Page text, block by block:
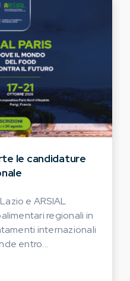
le candidature
e ARSIAL
regionali in
internazionali
entro...